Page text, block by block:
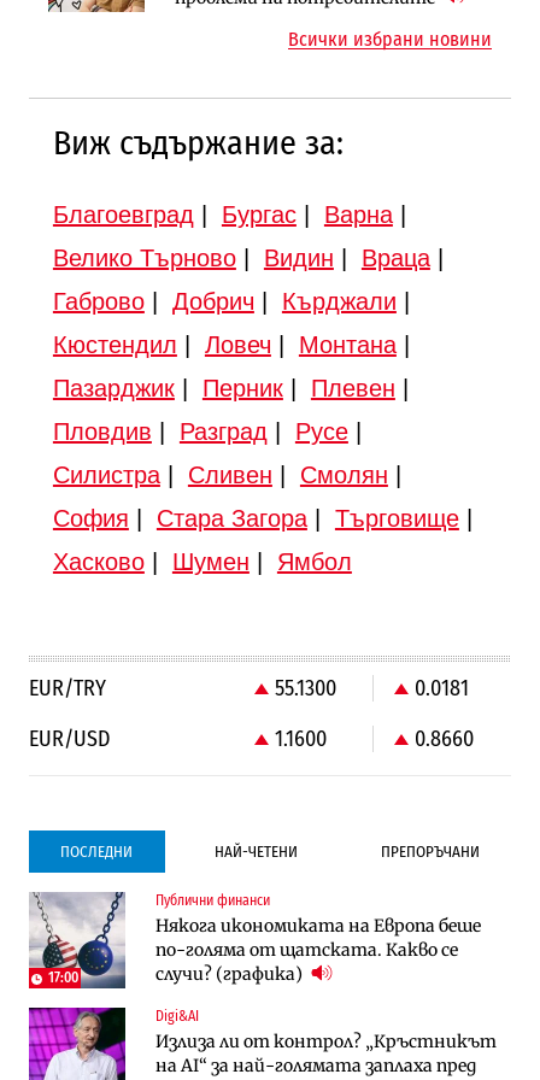
Всички избрани новини
Виж съдържание за:
Благоевград Бургас| Варна|
Велико Търново| Видин Враца|
Габрово| Добрич Кърджали
Кюстендил
Ловеч Монтана|
Пазарджик| Перник| Плевен
Пловдив
Разград Русе|
Силистра| Сливен Смолян
София
Стара Загора| Търговище|
Хасково| Шумен Ямбол
EUR/TRY 55.1300
0.0181
EUR/USD
1.1600 0.8660
ПОСЛЕДНИ НАЙ-ЧЕТЕНИ ПРЕПОРЪЧАНИ
17:00
Публични финанси
Някога икономиката на Европа беше
по-голяма от щатската. Какво се
случи? (графика)
Digi&AI
Излиза ли от контрол? „Кръстникът
на AI“ за най-голямата заплаха пред
Градоустройство
Столична община избра изпълнител за
преместването на трамвайното
трасе по бул. „Скобелев“
Компании
Vivacom предлага над 150 устройства с
90% отстъпка през август
Компании
Vivacom предлага над 150 устройства с
90% отстъпка през август
Градоустройство
Столична община избра изпълнител за
преместването на трамвайното